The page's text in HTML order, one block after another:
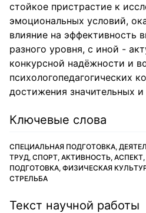
стойкое пристрастие к
эмоциональных условий,
влияние на эффективность
разного уровня, с иной -
конкурсной надёжности и
психологопедагогических
достижения значительных и
Ключевые слова
СПЕЦИАЛЬНАЯ ПОДГОТОВКА,
ТРУД, СПОРТ, АКТИВНОСТЬ,
ПОДГОТОВКА, ФИЗИЧЕСКАЯ
СТРЕЛЬБА
Текст научной работы